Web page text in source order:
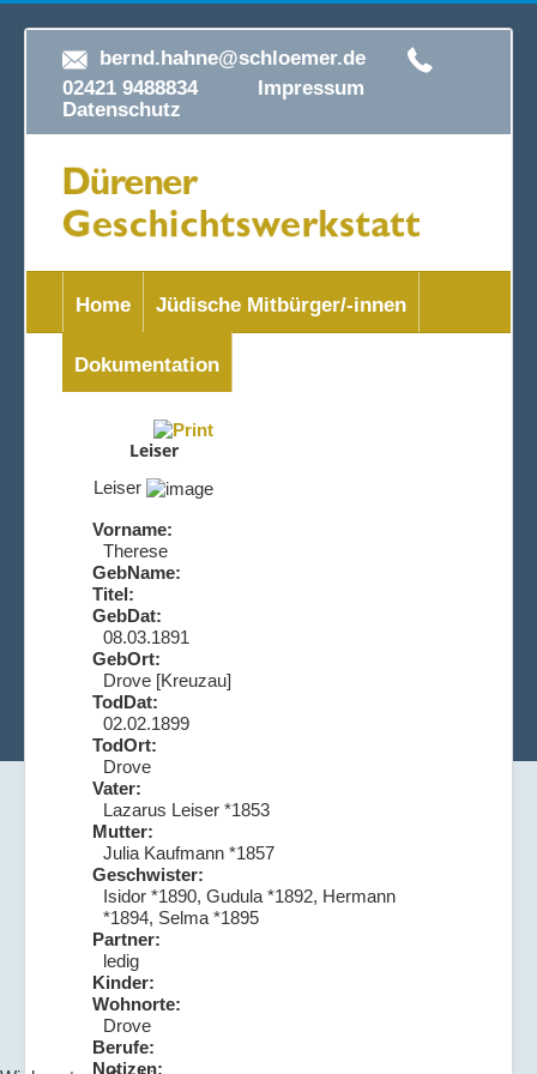
bernd.hahne@schloemer.de
02421 9488834 Impressum
Datenschutz
Home Jüdische Mitbürger/-innen
Dokumentation
Leiser
Leiser
Vorname:
Therese
GebName:
Titel:
GebDat:
08.03.1891
GebOrt:
Drove [Kreuzau]
TodDat:
02.02.1899
TodOrt:
Drove
Vater:
Lazarus Leiser *1853
Mutter:
Julia Kaufmann *1857
Geschwister:
Isidor *1890, Gudula *1892, Hermann
*1894, Selma *1895
Partner:
ledig
Kinder:
Wohnorte:
Drove
Berufe:
Notizen: